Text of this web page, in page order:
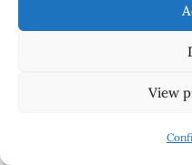
View
L’élégance du